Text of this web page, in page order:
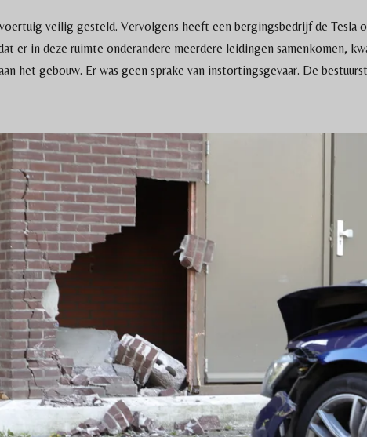
veilig gesteld. Vervolgens heeft een bergingsbedrijf de Tesla
er in deze ruimte onderandere meerdere leidingen samenkomen,
het gebouw. Er was geen sprake van instortingsgevaar. De